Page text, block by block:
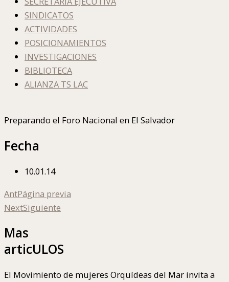
SINDICATOS
ACTIVIDADES
POSICIONAMIENTOS
INVESTIGACIONES
BIBLIOTECA
ALIANZA TS LAC
Preparando el Foro Nacional en El Salvador
Fecha
10.01.14
AntPágina previa
NextSiguiente
Mas
articULOS
El Movimiento de mujeres Orquídeas del Mar invita a